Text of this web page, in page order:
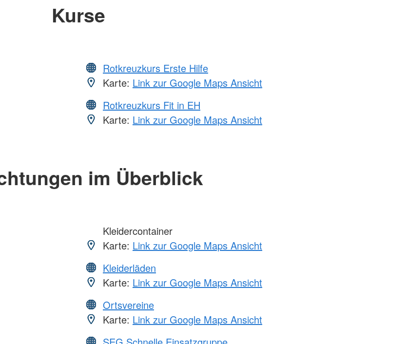
Kurse
Rotkreuzkurs Erste Hilfe
Karte: Link zur Google Maps Ansicht
Rotkreuzkurs Fit in EH
Karte: Link zur Google Maps Ansicht
im Überblick
Kleidercontainer
Karte: Link zur Google Maps Ansicht
Kleiderläden
Karte: Link zur Google Maps Ansicht
Ortsvereine
Karte: Link zur Google Maps Ansicht